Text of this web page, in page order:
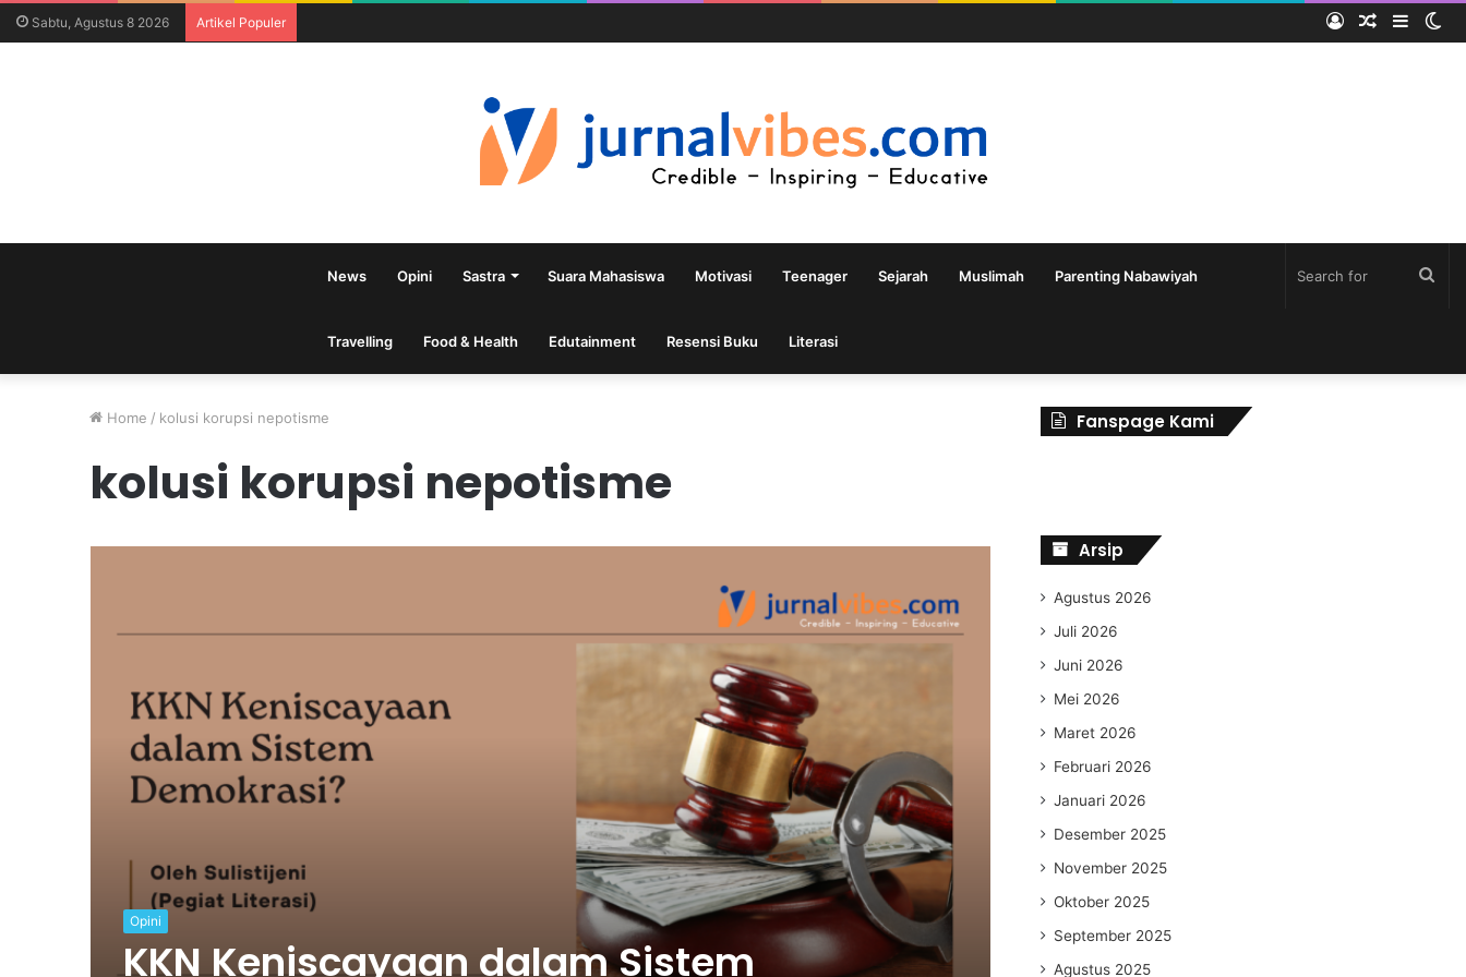
Sabtu, Agustus 8 2026 Artikel Populer
News Opini Sastra Suara Mahasiswa Motivasi Teenager Sejarah Muslimah Parenting Nabawiyah
Travelling Food & Health Edutainment Resensi Buku Literasi
Home / kolusi korupsi nepotisme
kolusi korupsi nepotisme
Opini
KKN Keniscayaan dalam Sistem
Fanspage Kami
Arsip
Agustus 2026
Juli 2026
Juni 2026
Mei 2026
Maret 2026
Februari 2026
Januari 2026
Desember 2025
November 2025
Oktober 2025
September 2025
Agustus 2025